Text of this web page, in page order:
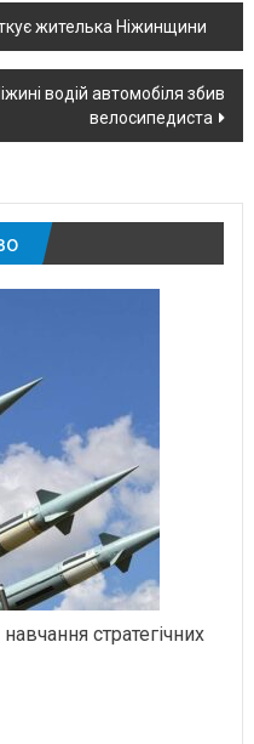
жителька Ніжинщини
водій автомобіля збив
велосипедиста
стратегічних